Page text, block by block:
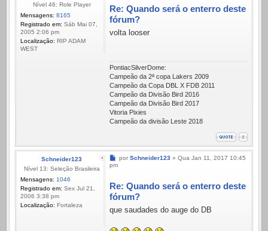
Nível 46: Role Player
Mensagens: 8165
Registrado em: Sáb Mai 07,
2005 2:06 pm
Localização: RIP ADAM
WEST
Re: Quando será o enterro deste
fórum?
volta looser
PontiacSilverDome:
Campeão da 2ª copa Lakers 2009
Campeão da Copa DBL X FDB 2011
Campeão da Divisão Bird 2016
Campeão da Divisão Bird 2017
Vitoria Pixies
Campeão da divisão Leste 2018
Schneider123
Nível 13: Seleção Brasileira
Mensagens: 1046
Registrado em: Sex Jul 21,
2006 3:38 pm
Localização: Fortaleza
Mensagem
por Schneider123» Qua Jan 11, 2017 10:45
pm
Re: Quando será o enterro deste
fórum?
que saudades do auge do DB